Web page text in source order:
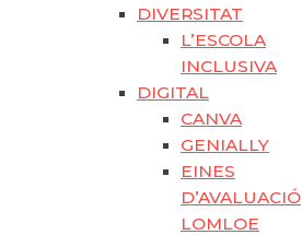
DIVERSITAT
L’ESCOLA
INCLUSIVA
DIGITAL
CANVA
GENIALLY
EINES
D’AVALUACIÓ
LOMLOE